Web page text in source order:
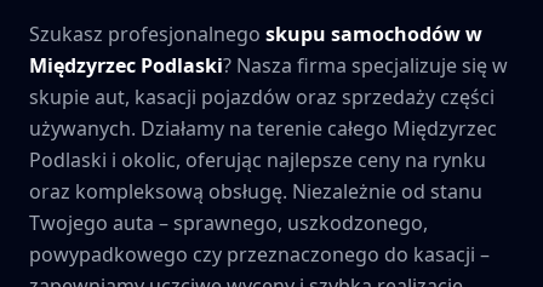
Szukasz profesjonalnego skupu samochodów w
Międzyrzec Podlaski? Nasza firma specjalizuje się w
skupie aut, kasacji pojazdów oraz sprzedaży części
używanych. Działamy na terenie całego Międzyrzec
Podlaski i okolic, oferując najlepsze ceny na rynku
oraz kompleksową obsługę. Niezależnie od stanu
Twojego auta – sprawnego, uszkodzonego,
powypadkowego czy przeznaczonego do kasacji –